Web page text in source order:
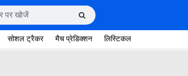
सोशल ट्रैकर मैच प्रेडिक्शन लिस्टिकल